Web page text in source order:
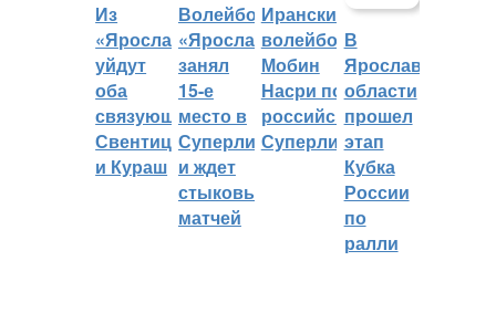
Из
«Ярославича»
уйдут
оба
связующих:
Свентицкис
и Кураш
Волейбольный
«Ярославич»
занял
15-е
место в
Суперлиге
и ждет
стыковых
матчей
Иранский
волейболист
Мобин
Насри покинет
российскую
Суперлигу
В
Ярославской
области
прошел
этап
Кубка
России
по
ралли